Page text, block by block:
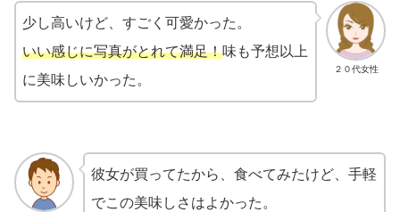
２０代女性
少し高いけど、すごく可愛かった。
いい感じに写真がとれて満足！味も予想以上
に美味しいかった。
彼女が買ってたから、食べてみたけど、手軽
でこの美味しさはよかった。